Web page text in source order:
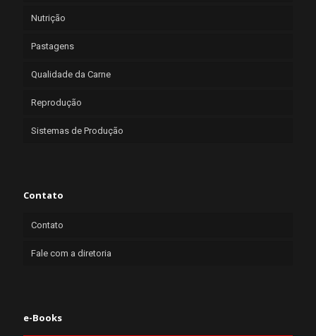
Nutrição
Pastagens
Qualidade da Carne
Reprodução
Sistemas de Produção
Contato
Contato
Fale com a diretoria
e-Books